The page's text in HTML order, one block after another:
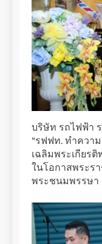
บริษัท รถไฟฟ้า
“รฟฟท. ทำควา
เฉลิมพระเกียรติ
ในโอกาสพระร
พระชนมพรรษา